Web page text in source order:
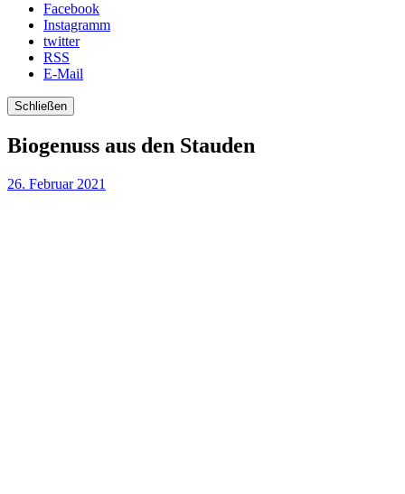
Facebook
Instagramm
twitter
RSS
E-Mail
Schließen
Biogenuss aus den Stauden
26. Februar 2021